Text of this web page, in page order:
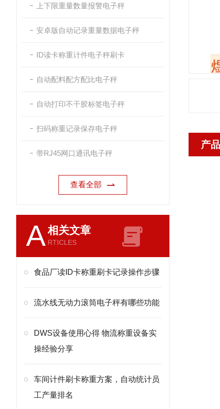
上下限重量数量报警电子秤
安卓版自动记录重量数据电子秤
ID读卡称重计件电子秤刷卡
自动配料配方配比电子秤
自动打印不干胶标签电子秤
扫码称重记录保存电子秤
带RJ45网口通讯电子秤
查看全部
A相关文章
RTICLES
食品厂读ID卡称重刷卡记录操作步骤
流水线无动力滚筒电子秤有哪些功能
DWS设备使用心得 物流称重设备实
操经验分享
车间计件刷卡称重方案，自动统计员
工产量排名
产